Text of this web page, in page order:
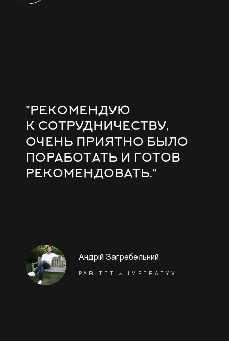
"РЕКОМЕНДУЮ
К СОТРУДНИЧЕСТВУ,
ОЧЕНЬ ПРИЯТНО БЫЛО
ПОРАБОТАТЬ И ГОТОВ
РЕКОМЕНДОВАТЬ."
Андрій Загребельний
PARITET & IMPERATYV